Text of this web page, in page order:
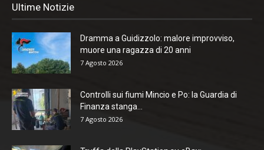
Ultime Notizie
Dramma a Guidizzolo: malore improvviso,
muore una ragazza di 20 anni
7 Agosto 2026
Controlli sui fiumi Mincio e Po: la Guardia di
Finanza stanga...
7 Agosto 2026